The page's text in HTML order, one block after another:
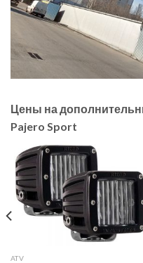
Цены на
Pajero Sport
ATV